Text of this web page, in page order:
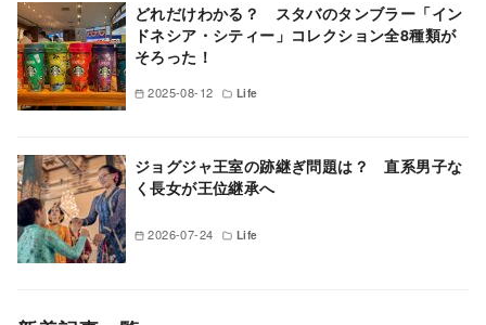
どれだけわかる？ スタバのタンブラー「イン
ドネシア・シティー」コレクション全8種類が
そろった！
2025-08-12 Life
ジョグジャ王室の跡継ぎ問題は？ 直系男子な
く長女が王位継承へ
2026-07-24 Life